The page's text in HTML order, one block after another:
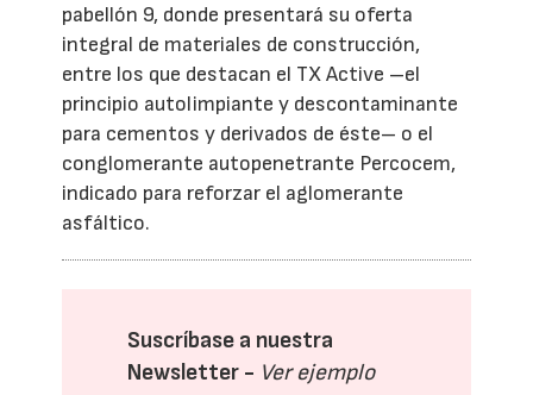
pabellón 9, donde presentará su oferta
integral de materiales de construcción,
entre los que destacan el TX Active –el
principio autolimpiante y descontaminante
para cementos y derivados de éste– o el
conglomerante autopenetrante Percocem,
indicado para reforzar el aglomerante
asfáltico.
Suscríbase a nuestra
Newsletter - Ver ejemplo